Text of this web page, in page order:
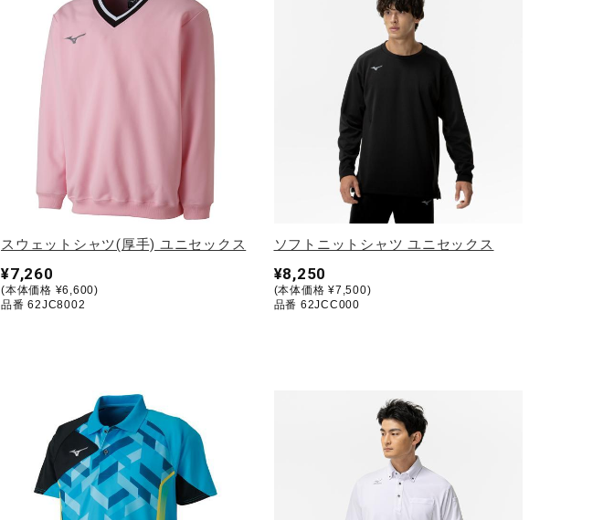
スウェットシャツ(厚手) ユニセックス
¥7,260
(本体価格 ¥6,600)
品番 62JC8002
ソフトニットシャツ ユニセックス
¥8,250
(本体価格 ¥7,500)
品番 62JCC000